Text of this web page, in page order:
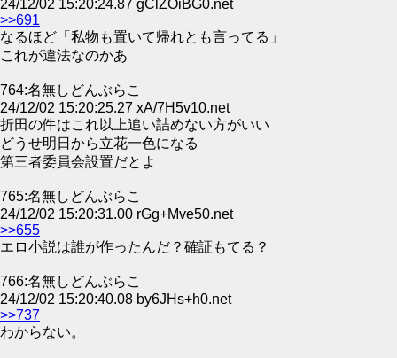
24/12/02 15:20:24.87 gClZOiBG0.net
>>691
なるほど「私物も置いて帰れとも言ってる」
これが違法なのかあ
764:名無しどんぶらこ
24/12/02 15:20:25.27 xA/7H5v10.net
折田の件はこれ以上追い詰めない方がいい
どうせ明日から立花一色になる
第三者委員会設置だとよ
765:名無しどんぶらこ
24/12/02 15:20:31.00 rGg+Mve50.net
>>655
エロ小説は誰が作ったんだ？確証もてる？
766:名無しどんぶらこ
24/12/02 15:20:40.08 by6JHs+h0.net
>>737
わからない。